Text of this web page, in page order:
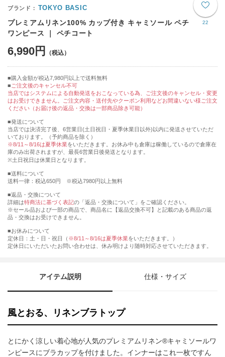
22
TOKYO BASIC
プレミアムリネン100% カップ付き キャミソール ペチ
ワンピース ｜ ペチコート
6,990円
購入金額が税込7,980円以上で送料無料
ご注文後のキャンセル不可
当店ではシステムによる自動発送をおこなっている為、ご注文後のキャンセル・変更
はお受けできません。ご注文内容・送付先やクーポン利用などお間違いない様ご注文
ください（お届け後の返品・交換は一部商品除き可能）
■発送について
当店では決済完了後、6営業日(土日祝日・夏季休業日以外)以内に発送させていただ
いております。（予約商品を除く）
※8/11～8/16は夏季休業をいただきます。お休み中も倉庫は稼働しているので倉庫在
庫のみ出荷されますが、最長6営業日後発送となります。
※土日祝日は休業日となります。
■送料について
送料一律：税込650円 ※税込7980円以上無料
■返品・交換について
詳細は特商法に基づく表記の「返品・交換について」をご確認ください。
※セール品および一部の商品で、商品名に【返品交換不可】と記載のある商品の返
品・交換はお受けできません。
■お休みについて
定休日：土・日・祝日（ ※8/11～8/16は夏季休業をいただきます。）
定休日にいただいたお問い合わせは、休み明けより随時対応させていただきます。
アイテム説明 仕様・サイズ
風とおる、リネンブラトップ
とにかく涼しい着心地が人気のプレミアムリネン®キャミソールワ
ンピースにブラカップを付けました。インナーはこれ一枚ですん